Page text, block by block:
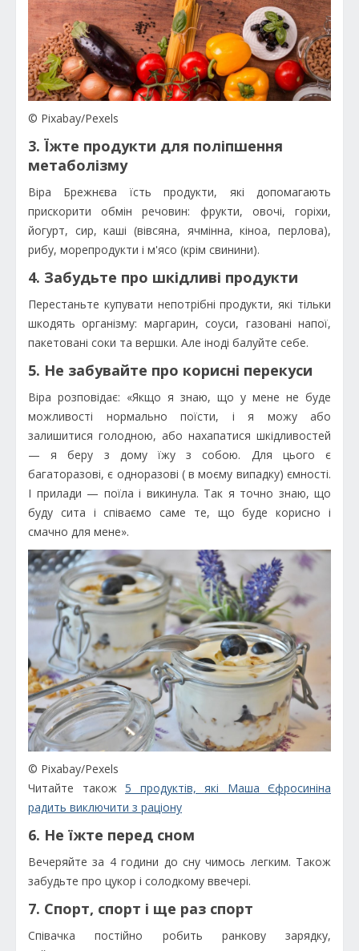
© Pixabay/Pexels
3. Їжте продукти для поліпшення
метаболізму
Віра Брежнєва їсть продукти, які допомагають
прискорити обмін речовин: фрукти, овочі, горіхи,
йогурт, сир, каші (вівсяна, ячмінна, кіноа, перлова),
рибу, морепродукти і м'ясо (крім свинини).
4. Забудьте про шкідливі продукти
Перестаньте купувати непотрібні продукти, які тільки
шкодять організму: маргарин, соуси, газовані напої,
пакетовані соки та вершки. Але іноді балуйте себе.
5. Не забувайте про корисні перекуси
Віра розповідає: «Якщо я знаю, що у мене не буде
можливості нормально поїсти, і я можу або
залишитися голодною, або нахапатися шкідливостей
— я беру з дому їжу з собою. Для цього є
багаторазові, є одноразові ( в моєму випадку) ємності.
І прилади — поїла і викинула. Так я точно знаю, що
буду сита і співаємо саме те, що буде корисно і
смачно для мене».
© Pixabay/Pexels
Читайте також 5 продуктів, які Маша Єфросиніна
радить виключити з раціону
6. Не їжте перед сном
Вечеряйте за 4 години до сну чимось легким. Також
забудьте про цукор і солодкому ввечері.
7. Спорт, спорт і ще раз спорт
Співачка постійно робить ранкову зарядку,